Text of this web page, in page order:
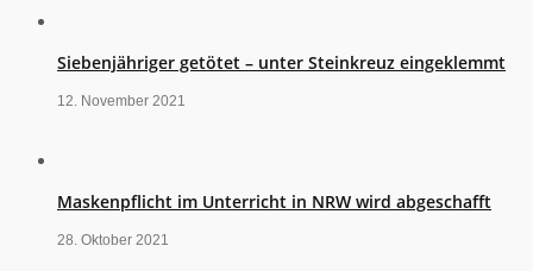
Siebenjähriger getötet – unter Steinkreuz eingeklemmt
12. November 2021
Maskenpflicht im Unterricht in NRW wird abgeschafft
28. Oktober 2021